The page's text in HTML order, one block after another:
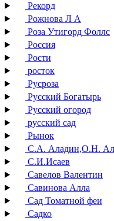
Рекорд
Рожнова Л А
Роза Утигорд Фоллс
Россия
Рости
росток
Русроза
Русский Богатырь
Русский огород
русский сад
Рынок
С.А. Аладин,О.Н.
С.И.Исаев
Савелов Валентин
Савинова Алла
Сад Томатной феи
Садко